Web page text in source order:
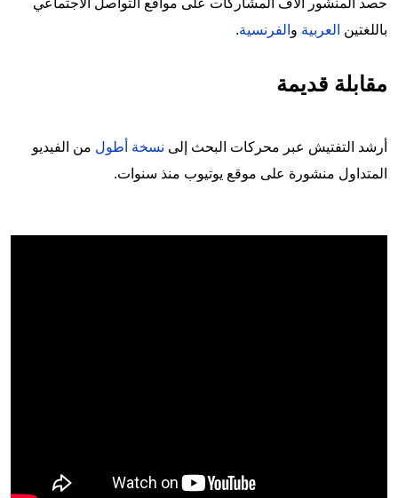
باللغتين العربية و الفرنسية.
مقابلة قديمة
أرشد التفتيش عبر محركات البحث إلى نسخة أطول من الفيديو
المتداول منشورة على موقع يوتيوب منذ سنوات.